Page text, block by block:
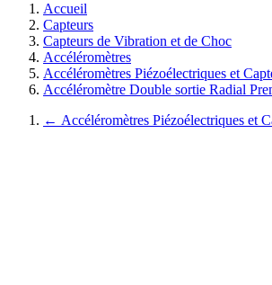
Accueil
Capteurs
Capteurs de Vibration et de Choc
Accéléromètres
Accéléromètres Piézoélectriques et
Accéléromètre Double sortie Radial
← Accéléromètres Piézoélectriques et